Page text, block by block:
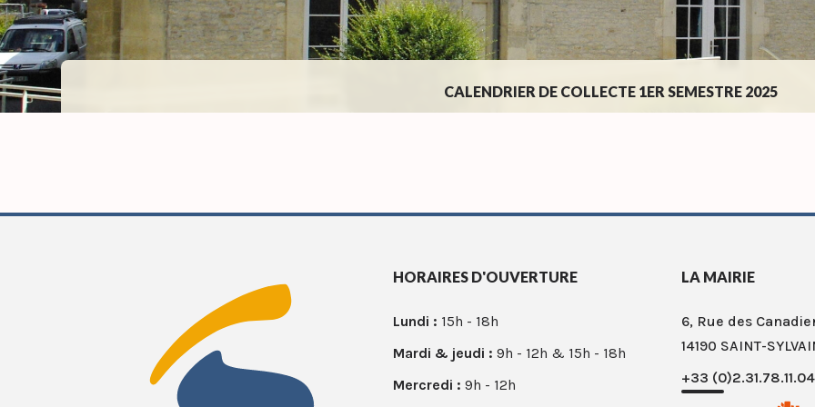
CALENDRIER DE COLLECTE 1ER SEMESTRE 2025
HORAIRES D'OUVERTURE
Lundi : 15h - 18h
Mardi & jeudi : 9h - 12h & 15h - 18h
Mercredi : 9h - 12h
LA MAIRIE
6, Rue des
14190 SAINT-
+33 (0)2.31.78.11.04